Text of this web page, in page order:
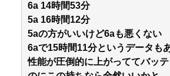
6a 14時間53分
5a 16時間12分
5aの方がいいけど6aも悪くない
6aで15時間11分というデータも
性能が圧倒的に上がっててバッ